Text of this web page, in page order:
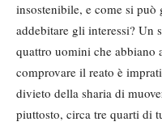
insostenibile, e come si può
addebitare gli interessi? Un
quattro uomini che abbiano
comprovare il reato è
divieto della sharia di
piuttosto, circa tre quarti di